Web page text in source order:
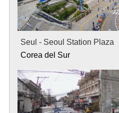
Seul - Seoul Station Plaza
Corea del Sur